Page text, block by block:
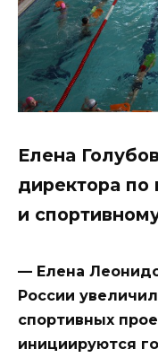
Елена
директора по
и
— Елена
России
спортивных
инициируются